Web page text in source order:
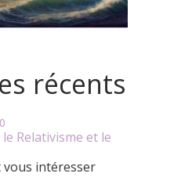
récents
Relativisme et le
vous intéresser